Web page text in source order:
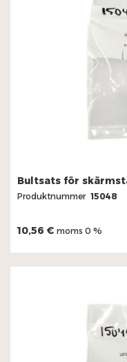
Bultsats för
Produktnummer 15048
10,56 € moms 0 %